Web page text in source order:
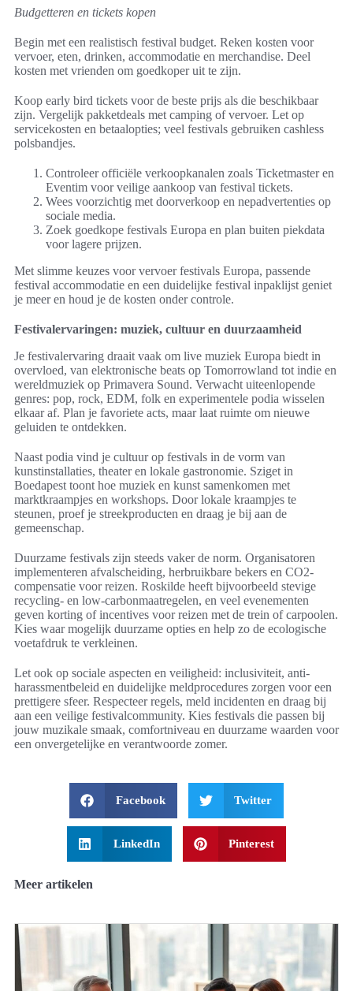
Budgetteren en tickets kopen
Begin met een realistisch festival budget. Reken kosten voor
vervoer, eten, drinken, accommodatie en merchandise. Deel
kosten met vrienden om goedkoper uit te zijn.
Koop early bird tickets voor de beste prijs als die beschikbaar
zijn. Vergelijk pakketdeals met camping of vervoer. Let op
servicekosten en betaalopties; veel festivals gebruiken cashless
polsbandjes.
Controleer officiële verkoopkanalen zoals Ticketmaster en
Eventim voor veilige aankoop van festival tickets.
Wees voorzichtig met doorverkoop en nepadvertenties op
sociale media.
Zoek goedkope festivals Europa en plan buiten piekdata
voor lagere prijzen.
Met slimme keuzes voor vervoer festivals Europa, passende
festival accommodatie en een duidelijke festival inpaklijst geniet
je meer en houd je de kosten onder controle.
Festivalervaringen: muziek, cultuur en duurzaamheid
Je festivalervaring draait vaak om live muziek Europa biedt in
overvloed, van elektronische beats op Tomorrowland tot indie en
wereldmuziek op Primavera Sound. Verwacht uiteenlopende
genres: pop, rock, EDM, folk en experimentele podia wisselen
elkaar af. Plan je favoriete acts, maar laat ruimte om nieuwe
geluiden te ontdekken.
Naast podia vind je cultuur op festivals in de vorm van
kunstinstallaties, theater en lokale gastronomie. Sziget in
Boedapest toont hoe muziek en kunst samenkomen met
marktkraampjes en workshops. Door lokale kraampjes te
steunen, proef je streekproducten en draag je bij aan de
gemeenschap.
Duurzame festivals zijn steeds vaker de norm. Organisatoren
implementeren afvalscheiding, herbruikbare bekers en CO2-
compensatie voor reizen. Roskilde heeft bijvoorbeeld stevige
recycling- en low-carbonmaatregelen, en veel evenementen
geven korting of incentives voor reizen met de trein of carpoolen.
Kies waar mogelijk duurzame opties en help zo de ecologische
voetafdruk te verkleinen.
Let ook op sociale aspecten en veiligheid: inclusiviteit, anti-
harassmentbeleid en duidelijke meldprocedures zorgen voor een
prettigere sfeer. Respecteer regels, meld incidenten en draag bij
aan een veilige festivalcommunity. Kies festivals die passen bij
jouw muzikale smaak, comfortniveau en duurzame waarden voor
een onvergetelijke en verantwoorde zomer.
Facebook Twitter
LinkedIn Pinterest
Meer artikelen